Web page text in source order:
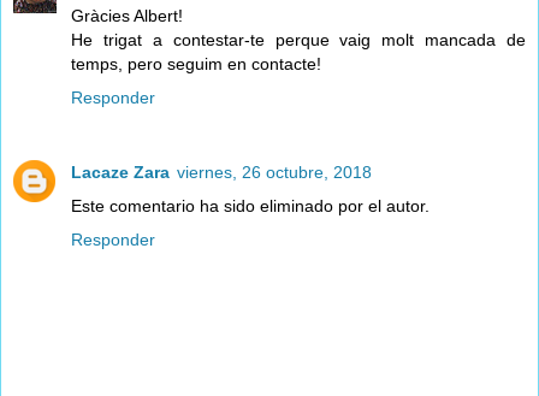
Gràcies Albert!
He trigat a contestar-te perque vaig molt mancada de
temps, pero seguim en contacte!
Responder
Lacaze Zara viernes, 26 octubre, 2018
Este comentario ha sido eliminado por el autor.
Responder